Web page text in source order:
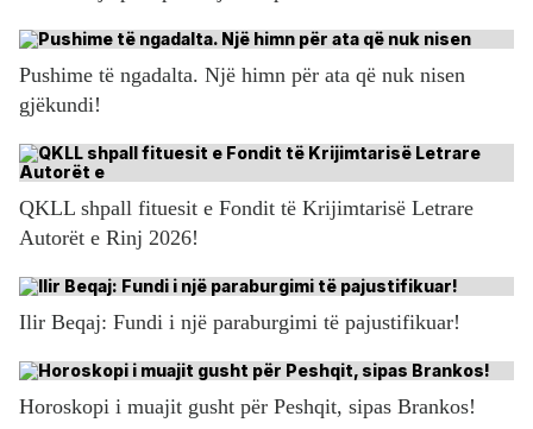
Pushime të ngadalta. Një himn për ata që nuk nisen
gjëkundi!
QKLL shpall fituesit e Fondit të Krijimtarisë Letrare
Autorët e Rinj 2026!
Ilir Beqaj: Fundi i një paraburgimi të pajustifikuar!
Horoskopi i muajit gusht për Peshqit, sipas Brankos!